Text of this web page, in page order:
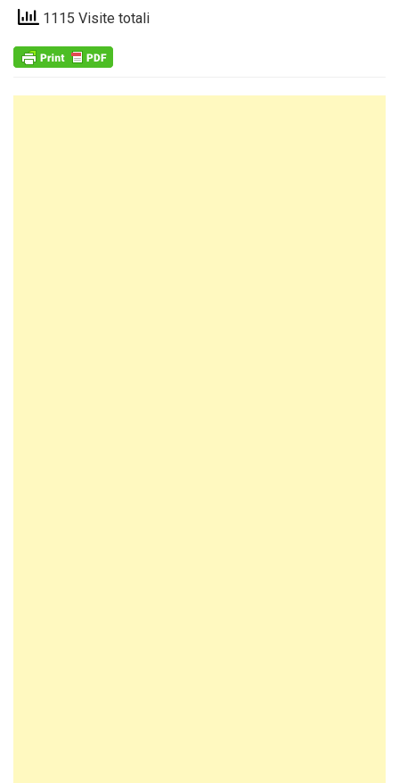
1115 Visite totali